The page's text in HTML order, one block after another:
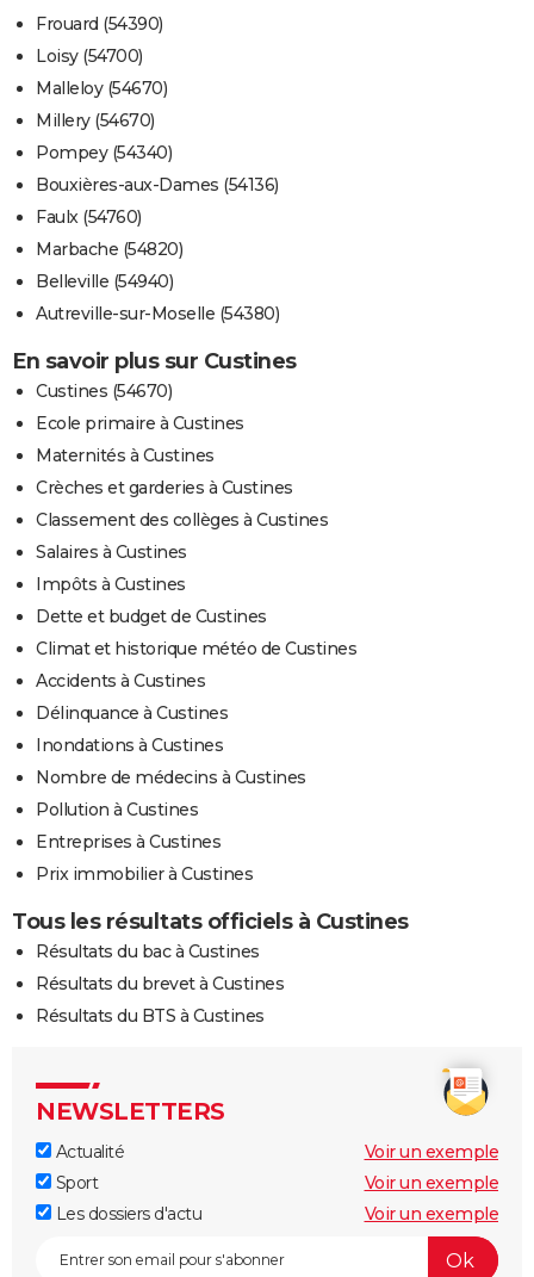
Frouard (54390)
Loisy (54700)
Malleloy (54670)
Millery (54670)
Pompey (54340)
Bouxières-aux-Dames (54136)
Faulx (54760)
Marbache (54820)
Belleville (54940)
Autreville-sur-Moselle (54380)
En savoir plus sur Custines
Custines (54670)
Ecole primaire à Custines
Maternités à Custines
Crèches et garderies à Custines
Classement des collèges à Custines
Salaires à Custines
Impôts à Custines
Dette et budget de Custines
Climat et historique météo de Custines
Accidents à Custines
Délinquance à Custines
Inondations à Custines
Nombre de médecins à Custines
Pollution à Custines
Entreprises à Custines
Prix immobilier à Custines
Tous les résultats officiels à Custines
Résultats du bac à Custines
Résultats du brevet à Custines
Résultats du BTS à Custines
NEWSLETTERS
Actualité
Voir un exemple
Sport
Voir un exemple
Les dossiers d'actu
Voir un exemple